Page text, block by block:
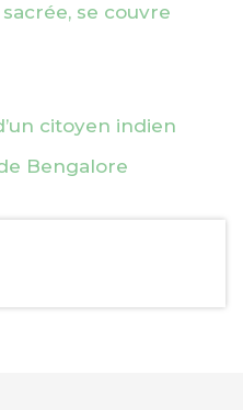
se couvre
citoyen indien
Bengalore